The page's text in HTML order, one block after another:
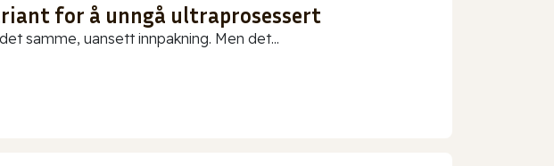
for å unngå ultraprosessert
samme, uansett innpakning. Men det...